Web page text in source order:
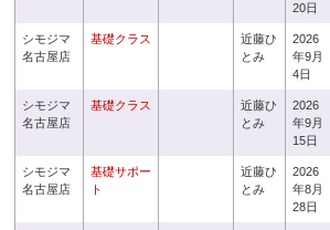
20日
シモジマ
名古屋店
基礎クラス
近藤ひ
とみ
2026
年9月
4日
シモジマ
名古屋店
基礎クラス
近藤ひ
とみ
2026
年9月
15日
シモジマ
名古屋店
基礎サポー
ト
近藤ひ
とみ
2026
年8月
28日